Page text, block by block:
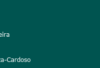
Cardoso